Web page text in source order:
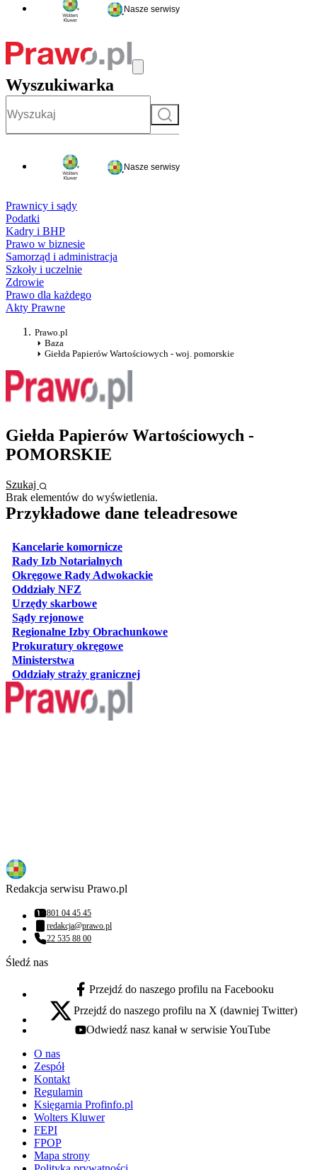
Nasze serwisy
Wyszukiwarka
Szukaj
Nasze serwisy
Prawnicy i sądy
Podatki
Kadry i BHP
Prawo w biznesie
Samorząd i administracja
Szkoły i uczelnie
Zdrowie
Prawo dla każdego
Akty Prawne
Prawo.pl
Baza
Giełda Papierów Wartościowych - woj. pomorskie
Giełda Papierów Wartościowych -
POMORSKIE
Szukaj
Brak elementów do wyświetlenia.
Przykładowe dane teleadresowe
Kancelarie komorniczeotwiera się w nowej karcie
Rady Izb Notarialnych
Okręgowe Rady Adwokackieotwiera się w nowej karcie
Oddziały NFZ
Urzędy skarboweotwiera się w nowej karcie
Sądy rejonoweotwiera się w nowej karcie
Regionalne Izby Obrachunkoweotwiera się w nowej karcie
Prokuratury okręgoweotwiera się w nowej karcie
Ministerstwa
Oddziały straży granicznejotwiera się w nowej karcie
Redakcja serwisu Prawo.pl
Numer telefonu:
801 04 45 45
Adres email:
redakcja@prawo.pl
Numer telefonu:
22 535 88 00
Śledź nas
facebook - otwiera się w nowej karcie
Przejdź do naszego profilu na Facebooku
x - otwiera się w nowej karcie
Przejdź do naszego profilu na X (dawniej Twitter)
youtube - otwiera się w nowej karcie
Odwiedź nasz kanał w serwisie YouTube
O nas
Zespół
Kontakt
Regulamin
Księgarnia Profinfo.pl
Wolters Kluwer
FEPI
FPOP
Mapa strony